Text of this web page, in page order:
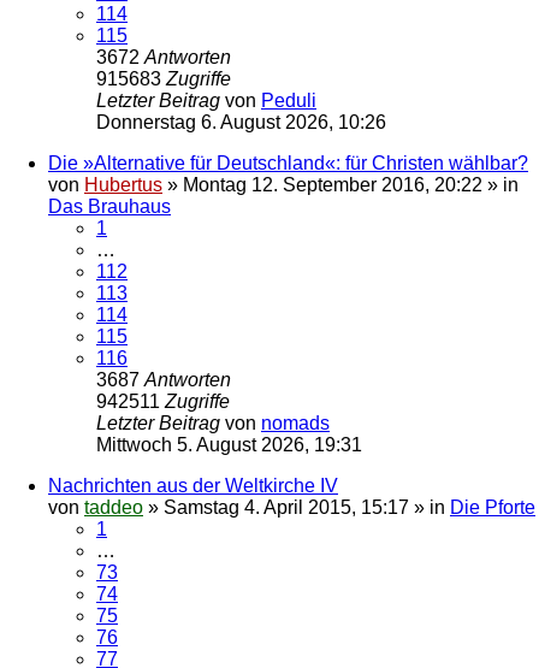
114
115
3672 Antworten
915683 Zugriffe
Letzter Beitrag von Peduli
Donnerstag 6. August 2026, 10:26
Die »Alternative für Deutschland«: für Christen wählbar?
von Hubertus » Montag 12. September 2016, 20:22 » in
Das Brauhaus
1
…
112
113
114
115
116
3687 Antworten
942511 Zugriffe
Letzter Beitrag von nomads
Mittwoch 5. August 2026, 19:31
Nachrichten aus der Weltkirche IV
von taddeo » Samstag 4. April 2015, 15:17 » in Die Pforte
1
…
73
74
75
76
77